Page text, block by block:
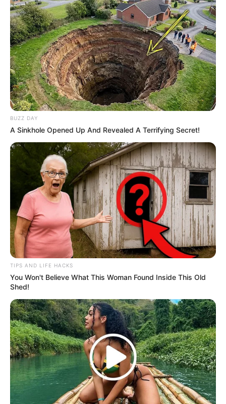
TAGS CLOSE GAME: RESERVED WAR FILM FILM KOREA
BUZZ DAY
A Sinkhole Opened Up And Revealed A Terrifying Secret!
TIPS AND LIFE HACKS
You Won't Believe What This Woman Found Inside This Old
Shed!